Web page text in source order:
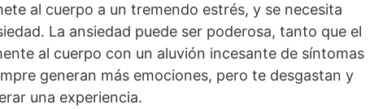
al cuerpo a un tremendo estrés, y se necesita
La ansiedad puede ser poderosa, tanto que el
al cuerpo con un aluvión incesante de síntomas
generan más emociones, pero te desgastan y
una experiencia.